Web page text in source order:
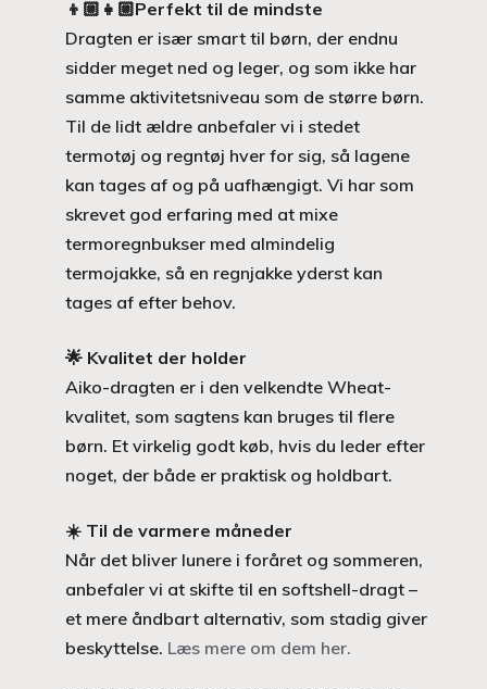
👦🏼👧🏼Perfekt til de mindste
Dragten er især smart til børn, der endnu
sidder meget ned og leger, og som ikke har
samme aktivitetsniveau som de større børn.
Til de lidt ældre anbefaler vi i stedet
termotøj og regntøj hver for sig, så lagene
kan tages af og på uafhængigt. Vi har som
skrevet god erfaring med at mixe
termoregnbukser med almindelig
termojakke, så en regnjakke yderst kan
tages af efter behov.
🌟 Kvalitet der holder
Aiko-dragten er i den velkendte Wheat-
kvalitet, som sagtens kan bruges til flere
børn. Et virkelig godt køb, hvis du leder efter
noget, der både er praktisk og holdbart.
☀️ Til de varmere måneder
Når det bliver lunere i foråret og sommeren,
anbefaler vi at skifte til en softshell-dragt –
et mere åndbart alternativ, som stadig giver
beskyttelse. Læs mere om dem her.